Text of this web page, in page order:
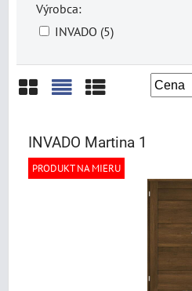
Výrobca:
INVADO (5)
INVADO Martina 1
PRODUKT NA MIERU